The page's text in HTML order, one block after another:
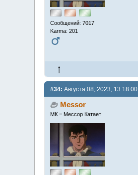
Сообщений: 7017
Karma: 201
#34: Августа 08, 2023, 13:18:00
Messor
МК = Мессор Катает